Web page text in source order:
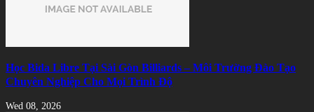
Học Bida Libre Tại Sài Gòn Billiards – Môi Trường Đào Tạo
Chuyên Nghiệp Cho Mọi Trình Độ
Wed 08, 2026